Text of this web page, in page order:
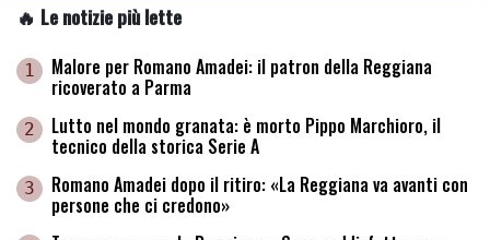
🔥 Le notizie più lette
1 Malore per Romano Amadei: il patron della Reggiana
ricoverato a Parma
2 Lutto nel mondo granata: è morto Pippo Marchioro, il
tecnico della storica Serie A
3 Romano Amadei dopo il ritiro: «La Reggiana va avanti con
persone che ci credono»